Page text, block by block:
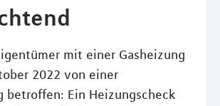
mit einer Gasheizung
2022 von einer
betroffen: Ein Heizungscheck